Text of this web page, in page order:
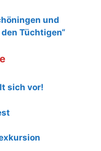
und
Tüchtigen“
sich vor!